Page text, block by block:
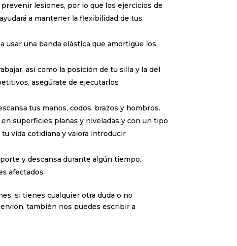
lesiones, por lo que los ejercicios de
a mantener la flexibilidad de tus
usar una banda elástica que amortigüe los
así como la posición de tu silla y la del
asegúrate de ejecutarlos
tus manos, codos, brazos y hombros.
superficies planas y niveladas y con un tipo
vida cotidiana y valora introducir
y descansa durante algún tiempo.
afectados.
si tienes cualquier otra duda o no
también nos puedes escribir a